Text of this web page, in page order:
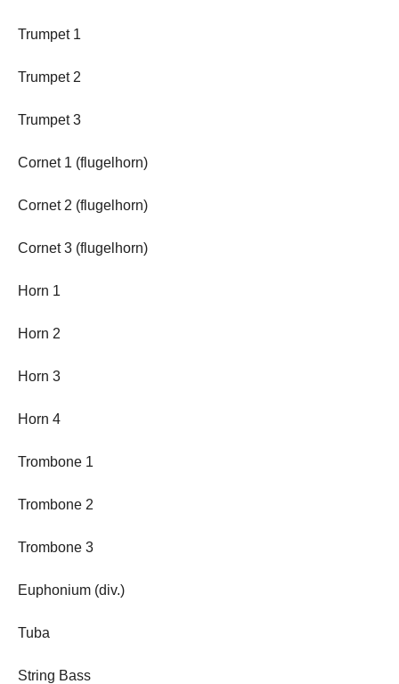
Trumpet 1
Trumpet 2
Trumpet 3
Cornet 1 (flugelhorn)
Cornet 2 (flugelhorn)
Cornet 3 (flugelhorn)
Horn 1
Horn 2
Horn 3
Horn 4
Trombone 1
Trombone 2
Trombone 3
Euphonium (div.)
Tuba
String Bass